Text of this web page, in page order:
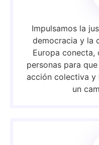
Impulsamos la
democracia y la
Europa conecta,
personas para
acción colectiva y
un